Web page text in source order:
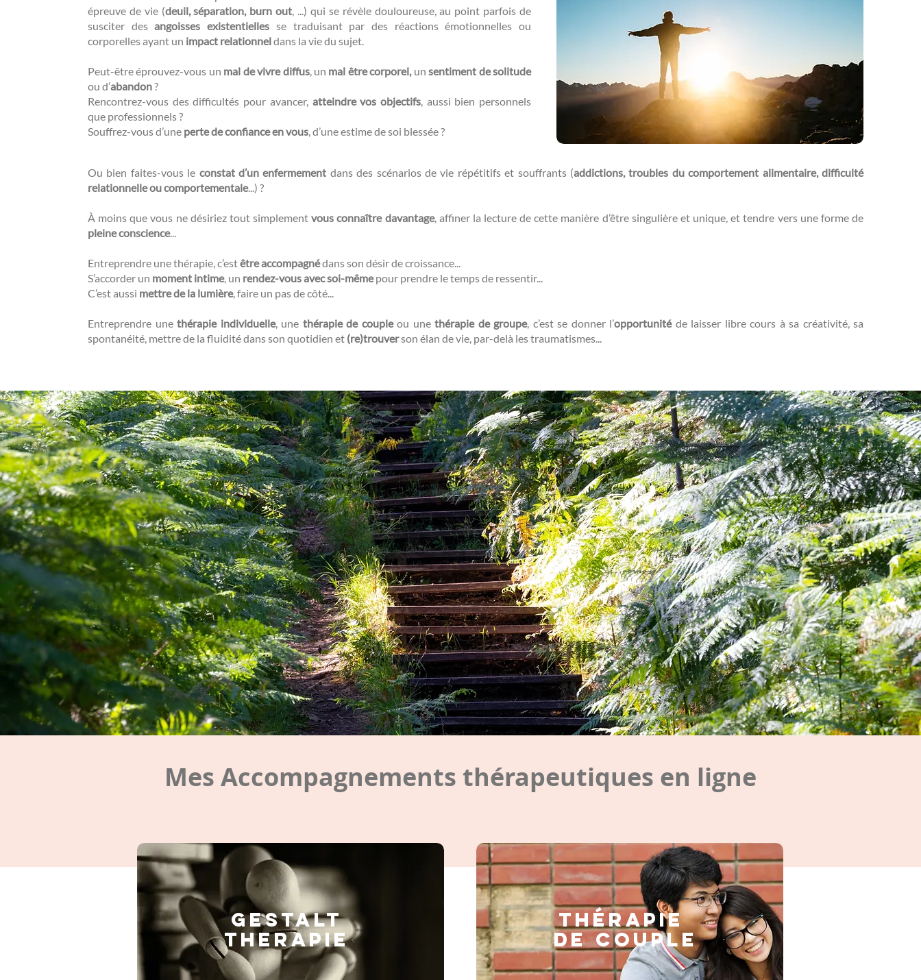
épreuve de vie (deuil, séparation, burn out, ...) qui se révèle douloureuse, au point parfois de
susciter desangoisses existentielles se traduisant par des réactions émotionnelles ou
corporelles ayant un impact relationneldans la vie du sujet.
Peut-être éprouvez-vous un mal de vivre diffus, un mal être corporel,unsentiment de solitude
ou d’abandon?
Rencontrez-vous des difficultés pour avancer, atteindre vos objectifs, aussi bien personnels
que professionnels ?
Souffrez-vous d’une perte de confiance en vous, d’une estime de soi blessée ?​​
Ou bien faites-vous le constat d’un enfermement dans des scénarios de vie répétitifs et souffrants (addictions, troubles du comportement alimentaire, difficulté
relationnelle ou comportementale...) ?
À moins que vous ne désiriez tout simplementvous connaître davantage, affiner la lecture de cette manière d’être singulière et unique, et tendre vers une forme de
pleine conscience...
Entreprendre une thérapie, c’estêtre accompagnédans son désir de croissance...
S’accorder un moment intime, un rendez-vous avec soi-mêmepour prendre le temps de ressentir...
C’est aussi mettre de la lumière, faire un pas de côté...
Entreprendre une thérapie individuelle, une thérapie de coupleou une thérapie de groupe, c’est se donner l’opportunité de laisser libre cours à sa créativité, sa
spontanéité, mettre de la fluidité dans son quotidien et (re)trouverson élan de vie, par-delà les traumatismes...
Mes Accompagnements thérapeutiques en ligne
GESTALT
THERAPIE
Thérapie
de couple